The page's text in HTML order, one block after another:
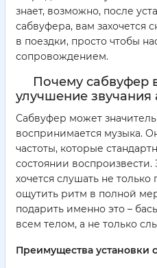
знает, возможно, после
сабвуфера, вам захочется
в поездки, просто чтобы
сопровождением.
Почему сабвуфер
улучшение звучания
Сабвуфер может
воспринимается музыка.
частоты, которые
состоянии воспроизвести.
хочется слушать не
ощутить ритм в полной
подарить именно это –
всем телом, а не только
Преимущества установки